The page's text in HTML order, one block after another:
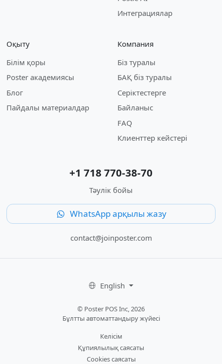
Интеграциялар
Оқыту
Білім қоры
Poster академиясы
Блог
Пайдалы материалдар
Компания
Біз туралы
БАҚ біз туралы
Серіктестерге
Байланыс
FAQ
Клиенттер кейстері
+1 718 770-38-70
Тәулік бойы
WhatsApp арқылы жазу
contact@joinposter.com
English
© Poster POS Inc, 2026
Бұлтты автоматтандыру жүйесі
Келісім
Құпиялылық саясаты
Cookies саясаты